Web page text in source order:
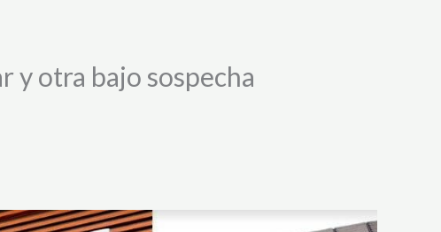
y otra bajo sospecha